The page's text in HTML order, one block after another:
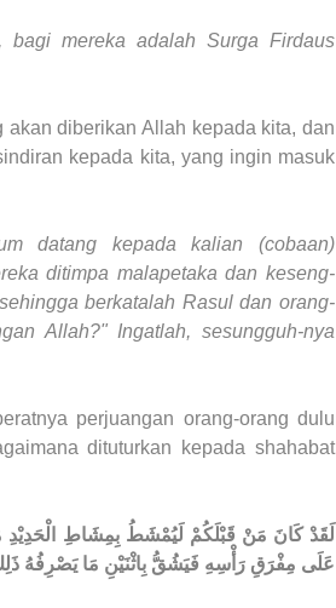
bagi mereka adalah Surga Firdaus
diberikan Allah kepada kita, dan
kepada kita, yang ingin masuk
datang kepada kalian (cobaan)
ditimpa malapetaka dan keseng-
berkatalah Rasul dan orang-
Allah?" Ingatlah, sesungguh-nya
perjuangan orang-orang dulu
dituturkan kepada shahabat
لَقَدْ كَانَ مَنْ قَبْلَكُمْ لَيُمْشَطُ بِمِشَاطِ
عَلَى مِفْرَقِ رَأْسِهِ فَيَشُقُّ بِاثْنَيْنِ مَا يَصْرِفُهُ